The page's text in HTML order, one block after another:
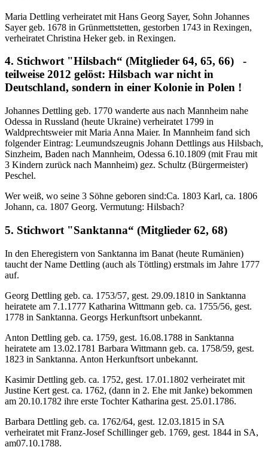
Maria Dettling verheiratet mit Hans Georg Sayer, Sohn Johannes
Sayer geb. 1678 in Grünmettstetten, gestorben 1743 in Rexingen,
verheiratet Christina Heker geb. in Rexingen.
4. Stichwort "Hilsbach“ (Mitglieder 64, 65, 66) -
teilweise 2012 gelöst: Hilsbach war nicht in
Deutschland, sondern in einer Kolonie in Polen !
Johannes Dettling geb. 1770 wanderte aus nach Mannheim nahe
Odessa in Russland (heute Ukraine) verheiratet 1799 in
Waldprechtsweier mit Maria Anna Maier. In Mannheim fand sich
folgender Eintrag: Leumundszeugnis Johann Dettlings aus Hilsbach,
Sinzheim, Baden nach Mannheim, Odessa 6.10.1809 (mit Frau mit
3 Kindern zurück nach Mannheim) gez. Schultz (Bürgermeister)
Peschel.
Wer weiß, wo seine 3 Söhne geboren sind:Ca. 1803 Karl, ca. 1806
Johann, ca. 1807 Georg. Vermutung: Hilsbach?
5. Stichwort "Sanktanna“ (Mitglieder 62, 68)
In den Eheregistern von Sanktanna im Banat (heute Rumänien)
taucht der Name Dettling (auch als Töttling) erstmals im Jahre 1777
auf.
Georg Dettling geb. ca. 1753/57, gest. 29.09.1810 in Sanktanna
heiratete am 7.1.1777 Katharina Wittmann geb. ca. 1755/56, gest.
1778 in Sanktanna. Georgs Herkunftsort unbekannt.
Anton Dettling geb. ca. 1759, gest. 16.08.1788 in Sanktanna
heiratete am 13.02.1781 Barbara Wittmann geb. ca. 1758/59, gest.
1823 in Sanktanna. Anton Herkunftsort unbekannt.
Kasimir Dettling geb. ca. 1752, gest. 17.01.1802 verheiratet mit
Justine Kert gest. ca. 1762, (dann in 2. Ehe mit Janke) bekommen
am 20.10.1782 ihre erste Tochter Katharina gest. 25.01.1786.
Barbara Dettling geb. ca. 1762/64, gest. 12.03.1815 in SA
verheiratet mit Franz-Josef Schillinger geb. 1769, gest. 1844 in SA,
am07.10.1788.